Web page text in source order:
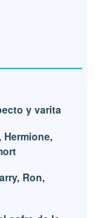
y varita
Hermione,
Ron,